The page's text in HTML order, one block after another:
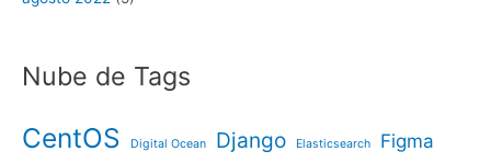
Nube de Tags
CentOS Digital Ocean Django Elasticsearch Figma